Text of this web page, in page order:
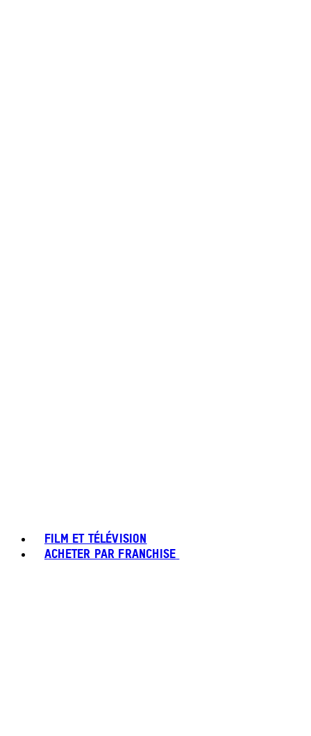
FILM ET TÉLÉVISION
ACHETER PAR FRANCHISE